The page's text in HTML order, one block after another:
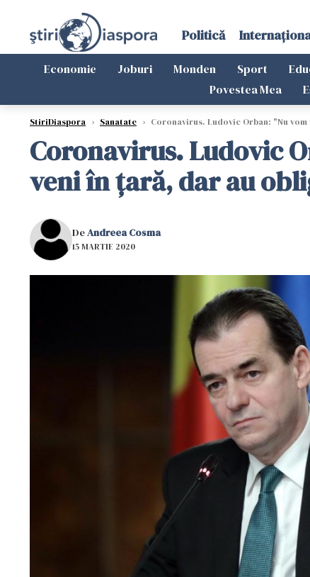
Politică
Economie Joburi Monden Sport
Povestea Mea
StiriDiaspora › Sanatate › Coronavirus. Ludovic Orban: "Nu
Coronavirus. Ludovic
veni în ţară, dar au
DeAndreea Cosma
15 MARTIE 2020